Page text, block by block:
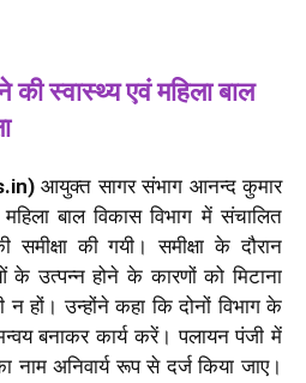
स्वास्थ्य एवं महिला बाल
आयुक्त सागर संभाग आनन्द कुमार
महिला बाल विकास विभाग में संचालित
की गयी। समीक्षा के दौरान
उत्पन्न होने के कारणों को मिटाना
न हों। उन्होंने कहा कि दोनों विभाग के
बनाकर कार्य करें। पलायन पंजी में
अनिवार्य रूप से दर्ज किया जाए।